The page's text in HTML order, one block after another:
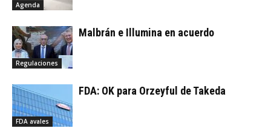
Agenda
Regulaciones
Malbrán e Illumina en acuerdo
FDA avales
FDA: OK para Orzeyful de Takeda